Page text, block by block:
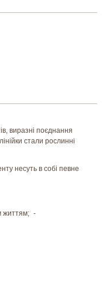
виразні поєднання
стали рослинні
несуть в собі певне
життям; -